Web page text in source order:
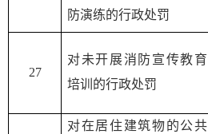
防演练的行政处罚
27
对未开展消防宣传教育
培训的行政处罚
对在居住建筑物的公共